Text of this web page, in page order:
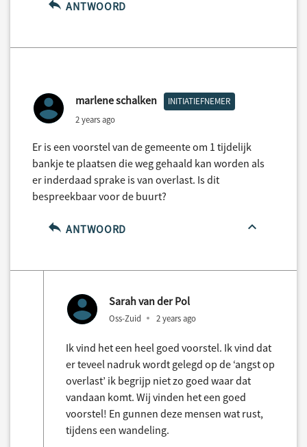
ANTWOORD
marlene schalken INITIATIEFNEMER
2 years ago
Er is een voorstel van de gemeente om 1 tijdelijk
bankje te plaatsen die weg gehaald kan worden als
er inderdaad sprake is van overlast. Is dit
bespreekbaar voor de buurt?
ANTWOORD
Sarah van der Pol
Oss-Zuid 2 years ago
Ik vind het een heel goed voorstel. Ik vind dat
er teveel nadruk wordt gelegd op de ‘angst op
overlast’ ik begrijp niet zo goed waar dat
vandaan komt. Wij vinden het een goed
voorstel! En gunnen deze mensen wat rust,
tijdens een wandeling.